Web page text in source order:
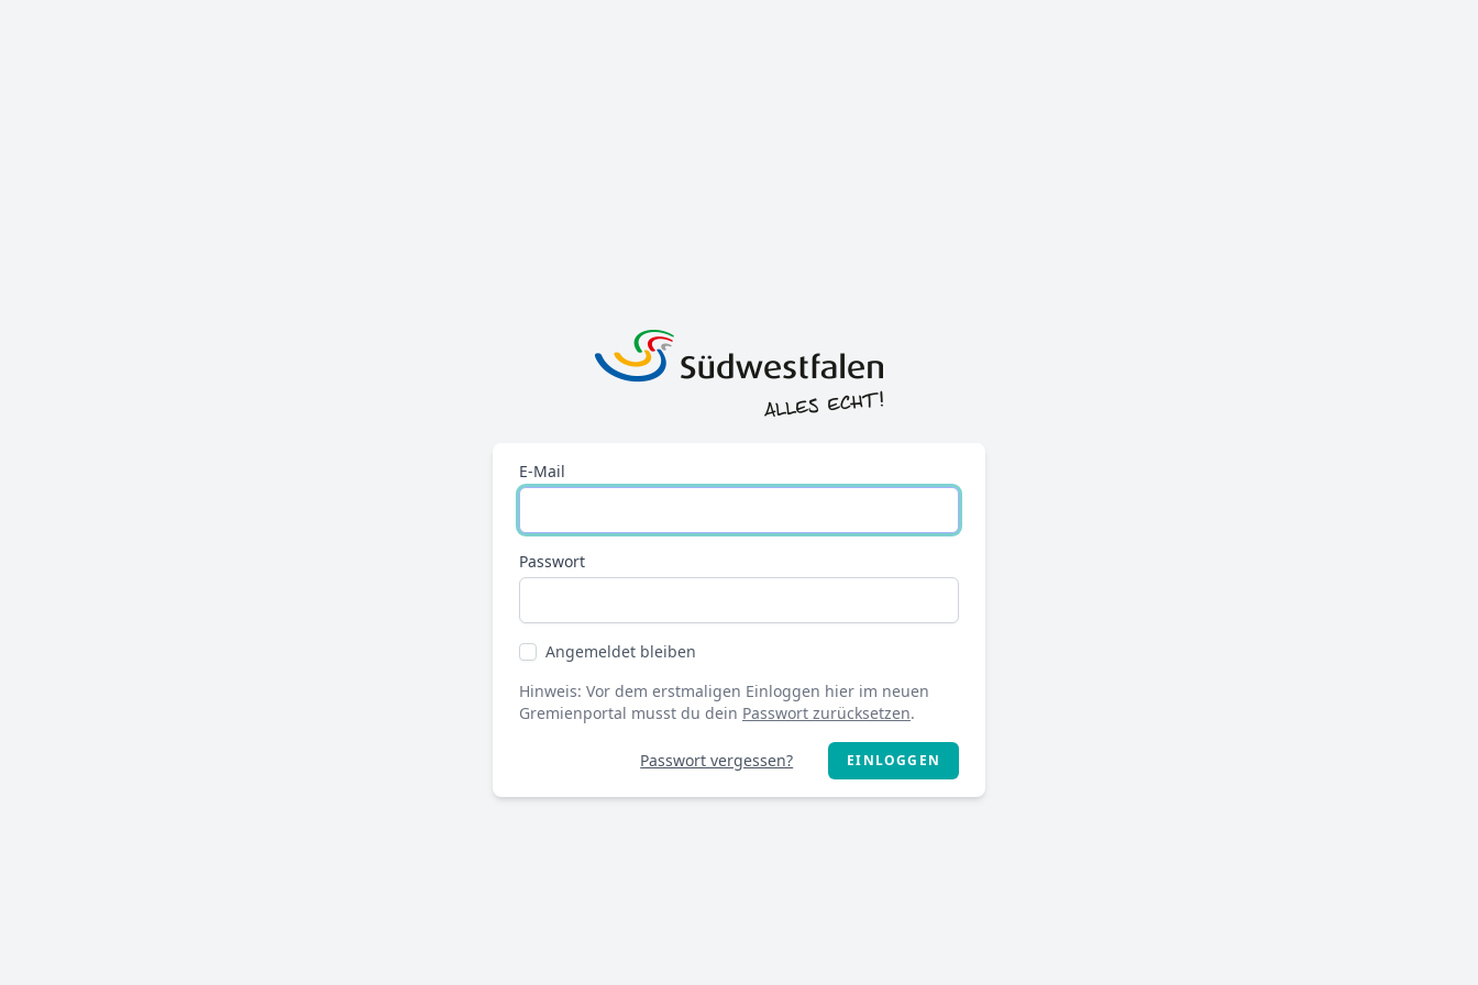
E-Mail
Passwort
Angemeldet bleiben
Hinweis: Vor dem erstmaligen Einloggen hier im neuen
Gremienportal musst du dein Passwort zurücksetzen.
Passwort vergessen? EINLOGGEN